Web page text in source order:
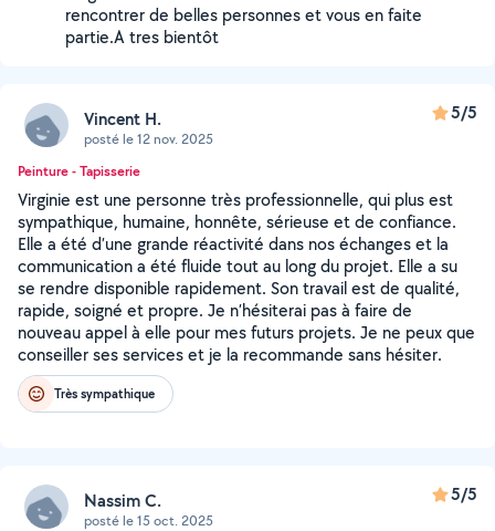
rencontrer de belles personnes et vous en faite
partie.A tres bientôt
Vincent H.
posté le 12 nov. 2025
5/5
Peinture - Tapisserie
Virginie est une personne très professionnelle, qui plus est
sympathique, humaine, honnête, sérieuse et de confiance.
Elle a été d’une grande réactivité dans nos échanges et la
communication a été fluide tout au long du projet. Elle a su
se rendre disponible rapidement. Son travail est de qualité,
rapide, soigné et propre. Je n’hésiterai pas à faire de
nouveau appel à elle pour mes futurs projets. Je ne peux que
conseiller ses services et je la recommande sans hésiter.
Très sympathique
Nassim C.
posté le 15 oct. 2025
5/5